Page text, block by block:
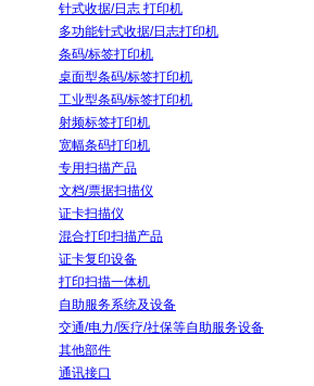
针式收据/日志 打印机
多功能针式收据/日志打印机
条码/标签打印机
桌面型条码/标签打印机
工业型条码/标签打印机
射频标签打印机
宽幅条码打印机
专用扫描产品
文档/票据扫描仪
证卡扫描仪
混合打印扫描产品
证卡复印设备
打印扫描一体机
自助服务系统及设备
交通/电力/医疗/社保等自助服务设备
其他部件
通讯接口